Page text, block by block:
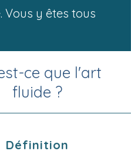
Vous y êtes tous
ce que l'art
fluide ?
Définition